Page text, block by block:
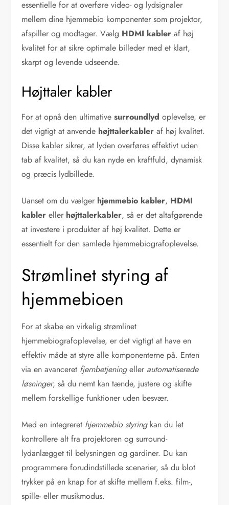
essentielle for at overføre video- og lydsignaler
mellem dine hjemmebio komponenter som projektor,
afspiller og modtager. Vælg HDMI kabler af høj
kvalitet for at sikre optimale billeder med et klart,
skarpt og levende udseende.
Højttaler kabler
For at opnå den ultimativesurroundlyd oplevelse, er
det vigtigt at anvende højttalerkabler af høj kvalitet.
Disse kabler sikrer, at lyden overføres effektivt uden
tab af kvalitet, så du kan nyde en kraftfuld, dynamisk
og præcis lydbillede.
Uanset om du vælger hjemmebio kabler, HDMI
kabler eller højttalerkabler, så er det altafgørende
at investere i produkter af høj kvalitet. Dette er
essentielt for den samlede hjemmebiografoplevelse.
Strømlinet styring af
hjemmebioen
For at skabe en virkelig strømlinet
hjemmebiografoplevelse, er det vigtigt at have en
effektiv måde at styre alle komponenterne på. Enten
via en avanceret fjernbetjeningeller automatiserede
løsninger, så du nemt kan tænde, justere og skifte
mellem forskellige funktioner uden besvær.
Med en integreret hjemmebio styringkan du let
kontrollere alt fra projektoren og surround-
lydanlægget til belysningen og gardiner. Du kan
programmere forudindstillede scenarier, så du blot
trykker på en knap for at skifte mellem f.eks. film-,
spille- eller musikmodus.